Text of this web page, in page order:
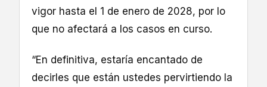
vigor hasta el 1 de enero de 2028, por lo
que no afectará a los casos en curso.
“En definitiva, estaría encantado de
decirles que están ustedes pervirtiendo la